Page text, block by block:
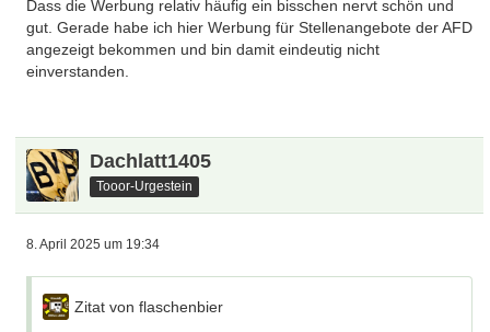
Dass die Werbung relativ häufig ein bisschen nervt schön und
gut. Gerade habe ich hier Werbung für Stellenangebote der AFD
angezeigt bekommen und bin damit eindeutig nicht
einverstanden.
Dachlatt1405
Tooor-Urgestein
8. April 2025 um 19:34
Zitat von flaschenbier